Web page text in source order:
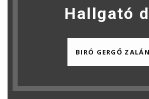
Hallgató
BIRÓ GERGŐ ZALÁN